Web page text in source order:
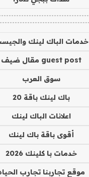
خدمات الباك لينك
guest post مقال ضيف
سوق العرب
باك لينك باقة 20
اعلانات الباك لينك
أقوى باقة باك لينك
خدمات با كلينك 2026
موقع تجاربنا تجارب